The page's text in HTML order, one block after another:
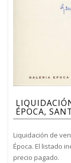
ÉPOCA,
Liquidación de
Época. El listado
precio pagado.